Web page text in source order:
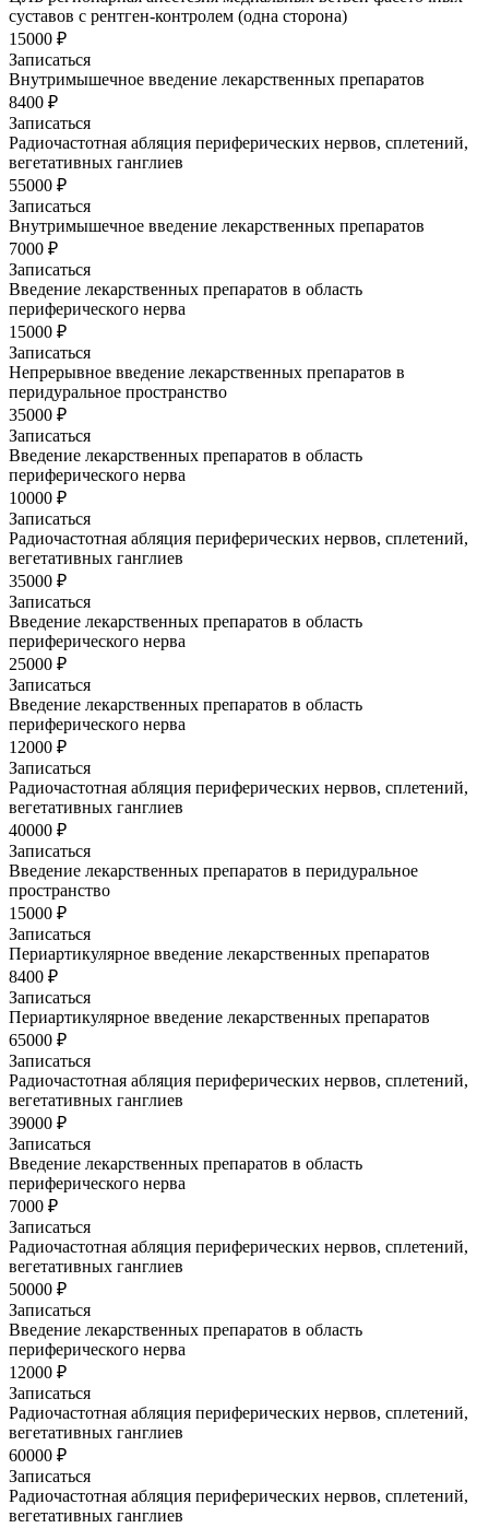
суставов с рентген-контролем (одна сторона)
15000 ₽
Записаться
Внутримышечное введение лекарственных препаратов
8400 ₽
Записаться
Радиочастотная абляция периферических нервов, сплетений,
вегетативных ганглиев
55000 ₽
Записаться
Внутримышечное введение лекарственных препаратов
7000 ₽
Записаться
Введение лекарственных препаратов в область
периферического нерва
15000 ₽
Записаться
Непрерывное введение лекарственных препаратов в
перидуральное пространство
35000 ₽
Записаться
Введение лекарственных препаратов в область
периферического нерва
10000 ₽
Записаться
Радиочастотная абляция периферических нервов, сплетений,
вегетативных ганглиев
35000 ₽
Записаться
Введение лекарственных препаратов в область
периферического нерва
25000 ₽
Записаться
Введение лекарственных препаратов в область
периферического нерва
12000 ₽
Записаться
Радиочастотная абляция периферических нервов, сплетений,
вегетативных ганглиев
40000 ₽
Записаться
Введение лекарственных препаратов в перидуральное
пространство
15000 ₽
Записаться
Периартикулярное введение лекарственных препаратов
8400 ₽
Записаться
Периартикулярное введение лекарственных препаратов
65000 ₽
Записаться
Радиочастотная абляция периферических нервов, сплетений,
вегетативных ганглиев
39000 ₽
Записаться
Введение лекарственных препаратов в область
периферического нерва
7000 ₽
Записаться
Радиочастотная абляция периферических нервов, сплетений,
вегетативных ганглиев
50000 ₽
Записаться
Введение лекарственных препаратов в область
периферического нерва
12000 ₽
Записаться
Радиочастотная абляция периферических нервов, сплетений,
вегетативных ганглиев
60000 ₽
Записаться
Радиочастотная абляция периферических нервов, сплетений,
вегетативных ганглиев